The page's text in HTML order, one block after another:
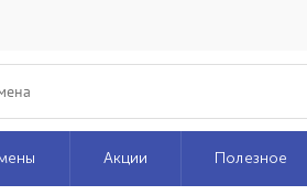
Акции Полезное